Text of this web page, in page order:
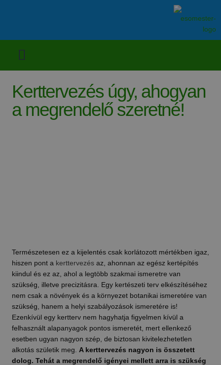
Kerttervezés úgy, ahogyan
a megrendelő szeretné!
Természetesen ez a kijelentés csak korlátozott mértékben igaz,
hiszen pont a kerttervezés az, ahonnan az egész kertépítés
kiindul és ez az, ahol a legtöbb szakmai ismeretre van
szükség, illetve precizitásra. Egy kertészeti terv elkészítéséhez
nem csak a növények és a környezet botanikai ismeretére van
szükség, hanem a helyi szabályozások ismeretére is!
Ezenkívül egy kertterv nem hagyhatja figyelmen kívül a
felhasznált alapanyagok pontos ismeretét, mert ellenkező
esetben ugyan nagyon szép, de biztosan kivitelezhetetlen
alkotás születik meg. A kerttervezés nagyon is összetett
dolog. Tehát a megrendelő igényei mellett arra is szükség